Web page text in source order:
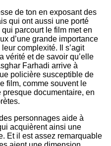
de ton en exposant des
qui ont aussi une porté
parcourt le film met en
d’une grande importance
complexité. Il s’agit
vérité et de savoir qu’elle
Farhadi arrive à
policière susceptible de
film, comme souvent le
documentaire, en
personnages aide à
acquièrent ainsi une
Et il est assez remarquable